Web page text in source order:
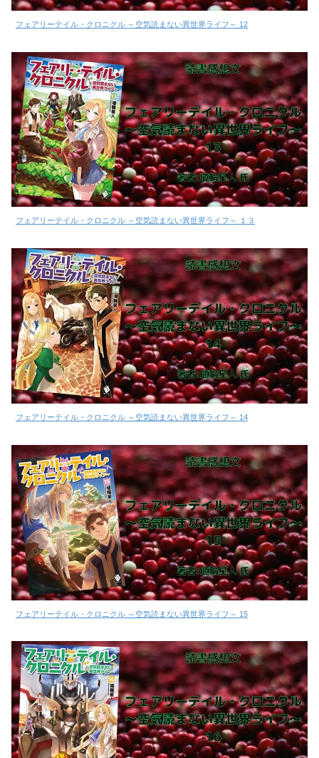
フェアリーテイル・クロニクル ～空気読まない異世界ライフ～ 12
フェアリーテイル・クロニクル ～空気読まない異世界ライフ～ １３
フェアリーテイル・クロニクル ～空気読まない異世界ライフ～ 14
フェアリーテイル・クロニクル ～空気読まない異世界ライフ～ 15